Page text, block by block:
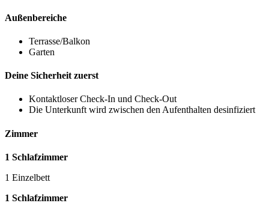
Außenbereiche
Terrasse/Balkon
Garten
Deine Sicherheit zuerst
Kontaktloser Check-In und Check-Out
Die Unterkunft wird zwischen den Aufenthalten desinfiziert
Zimmer
1 Schlafzimmer
1 Einzelbett
1 Schlafzimmer